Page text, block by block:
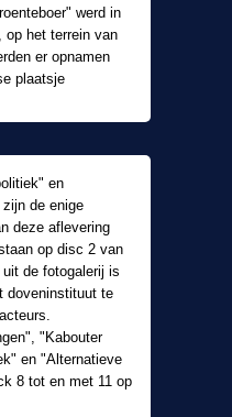
werd in
het terrein van
er opnamen
plaatsje
en
de enige
deze aflevering
op disc 2 van
de fotogalerij is
doveninstituut te
"Kabouter
en "Alternatieve
8 tot en met 11 op